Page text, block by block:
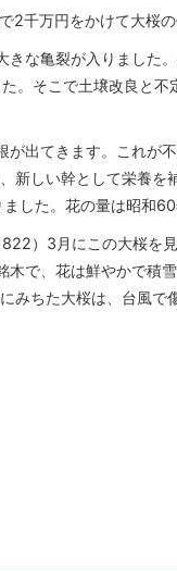
千万円をかけて大桜の
な亀裂が入りました
。そこで土壌改良と不
出てきます。これが
新しい幹として栄養を
した。花の量は昭和60
）3月にこの大桜を
で、花は鮮やかで積
みちた大桜は、台風で